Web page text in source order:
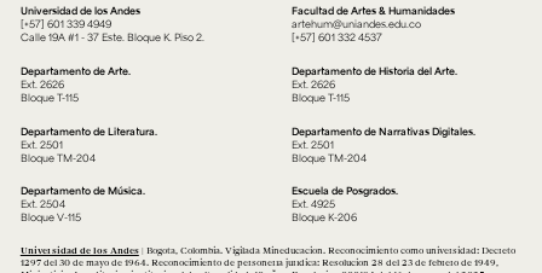
Universidad de los Andes
[+57] 601 339 4949
Calle 19A #1 - 37 Este. Bloque K. Piso 2.
Facultad de Artes & Humanidades
artehum@uniandes.edu.co
[+57] 601 332 4537
Departamento de Arte.
Ext. 2626
Bloque T-115
Departamento de Historia del Arte.
Ext. 2626
Bloque T-115
Departamento de Literatura.
Ext. 2501
Bloque TM-204
Departamento de Narrativas Digitales.
Ext. 2501
Bloque TM-204
Departamento de Música.
Ext. 2504
Bloque V-115
Escuela de Posgrados.
Ext. 4925
Bloque K-206
Universidad de los Andes| Bogotá, Colombia. Vigilada Mineducación. Reconocimiento como universidad: Decreto
1297 del 30 de mayo de 1964. Reconocimiento de personería jurídica: Resolución 28 del 23 de febrero de 1949,